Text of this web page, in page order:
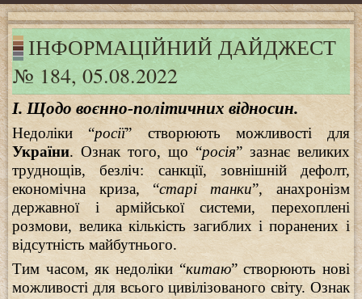
ІНФОРМАЦІЙНИЙ ДАЙДЖЕСТ
№ 184, 05.08.2022
І. Щодо воєнно-політичних відносин.
Недоліки “росії” створюють можливості для
України. Ознак того, що “росія” зазнає великих
труднощів, безліч: санкції, зовнішній дефолт,
економічна криза, “старі танки”, анахронізм
державної і армійської системи, перехоплені
розмови, велика кількість загиблих і поранених і
відсутність майбутнього.
Тим часом, як недоліки “китаю” створюють нові
можливості для всього цивілізованого світу. Ознак